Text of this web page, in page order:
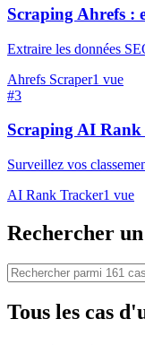
Scraping Ahrefs :
Extraire les données
Ahrefs Scraper1 vue
#3
Scraping AI Rank
Surveillez vos
AI Rank Tracker1 vue
Rechercher
Tous les cas